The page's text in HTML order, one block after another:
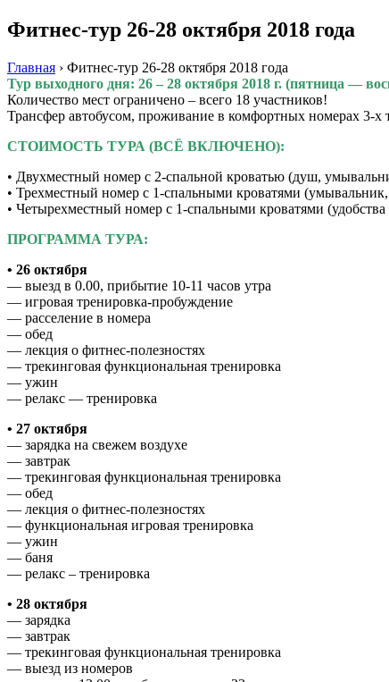
Фитнес-тур 26-28 октября 2018 года
Главная › Фитнес-тур 26-28 октября 2018 года
Тур выходного дня: 26 – 28 октября 2018 г. (пятница —
Количество мест ограничено – всего 18 участников!
Трансфер автобусом, проживание в комфортных номерах 3-
СТОИМОСТЬ ТУРА (ВСЁ ВКЛЮЧЕНО):
• Двухместный номер с 2-спальной кроватью (душ,
• Трехместный номер с 1-спальными кроватями
• Четырехместный номер с 1-спальными кроватями
ПРОГРАММА ТУРА:
• 26 октября
— выезд в 0.00, прибытие 10-11 часов утра
— игровая тренировка-пробуждение
— расселение в номера
— обед
— лекция о фитнес-полезностях
— трекинговая функциональная тренировка
— ужин
— релакс — тренировка
• 27 октября
— зарядка на свежем воздухе
— завтрак
— трекинговая функциональная тренировка
— обед
— лекция о фитнес-полезностях
— функциональная игровая тренировка
— ужин
— баня
— релакс – тренировка
• 28 октября
— зарядка
— завтрак
— трекинговая функциональная тренировка
— выезд из номеров